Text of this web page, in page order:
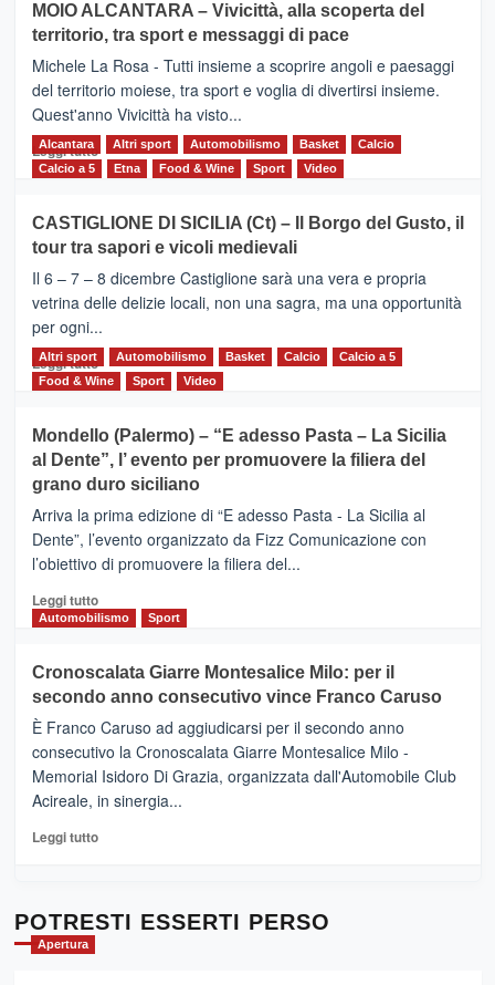
Torna
la
Supermaratona
dell’Etna
MOIO ALCANTARA – Vivicittà, alla scoperta del
territorio, tra sport e messaggi di pace
Michele La Rosa - Tutti insieme a scoprire angoli e paesaggi
del territorio moiese, tra sport e voglia di divertirsi insieme.
Quest'anno Vivicittà ha visto...
Leggi tutto Leggi
MOIO
ALCANTARA
–
Vivicittà,
alla
scoperta
del
territorio,
e
messaggi
di
Alcantara Altri sport Automobilismo Basket
Calcio
Calcio a 5
Etna Food & Wine Sport Video
CASTIGLIONE DI SICILIA (Ct) – Il Borgo del Gusto, il
tour tra sapori e vicoli medievali
Il 6 – 7 – 8 dicembre Castiglione sarà una vera e propria
vetrina delle delizie locali, non una sagra, ma una opportunità
per ogni...
Leggi tuttoLeggi
di
CASTIGLIONE
DI
SICILIA
(Ct)
–
Il
Borgo
Gusto,
il
tra
sapori
vicoli
medievali
Altri sport Automobilismo Basket Calcio
Calcio a 5
Food & Wine
Sport Video
Mondello (Palermo) – “E adesso Pasta – La Sicilia
al Dente”, l’ evento per promuovere la filiera del
grano duro siciliano
Arriva la prima edizione di “E adesso Pasta - La Sicilia al
Dente”, l’evento organizzato da Fizz Comunicazione con
l’obiettivo di promuovere la filiera del...
Leggi tuttoLeggi
di
Mondello
(Palermo)
–
“E
adesso
Pasta
–
Sicilia
l’
evento
Automobilismo Sport
Cronoscalata Giarre Montesalice Milo: per il
secondo anno consecutivo vince Franco Caruso
È Franco Caruso ad aggiudicarsi per il secondo anno
consecutivo la Cronoscalata Giarre Montesalice Milo -
Memorial Isidoro Di Grazia, organizzata dall'Automobile Club
Acireale, in sinergia...
Leggi tuttoLeggi
Cronoscalata
POTRESTI ESSERTI PERSO
Apertura